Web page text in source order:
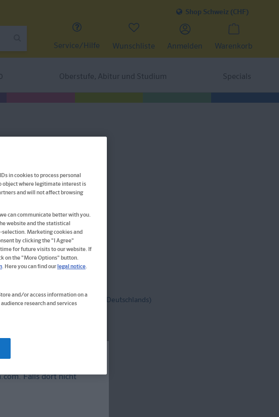
Shop Schweiz (CHF)
Service/Hilfe Wunschliste Anmelden Warenkorb
Oberstufe, Abitur und Studium Specials
Sissi?
9,95 versandkostenfrei! (innerh. Deutschlands)
. Falls dort nicht
in cookies to process personal
object where legitimate interest is
and will not affect browsing
can communicate better with you.
website and the statistical
Marketing cookies and
by clicking the "I Agree"
for future visits to our website. If
on the "More Options" button.
. Here you can find our legal notice.
and/or access information on a
research and services